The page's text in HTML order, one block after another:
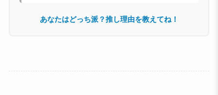
あなたはどっち派？推し理由を教えてね！